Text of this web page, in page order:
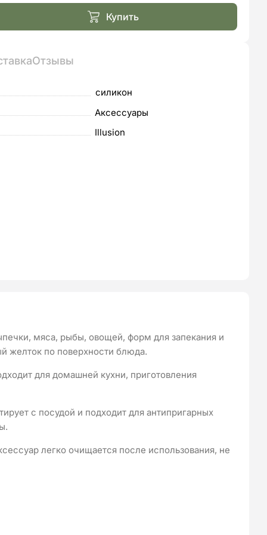
Купить
Отзывы
силикон
Аксессуары
Illusion
мяса, рыбы, овощей, форм для запекания и
желток по поверхности блюда.
для домашней кухни, приготовления
с посудой и подходит для антипригарных
легко очищается после использования, не